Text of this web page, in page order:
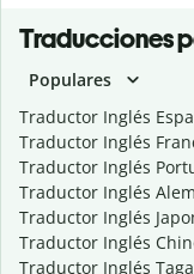
Traducciones
Populares
Traductor Inglés
Traductor Inglés
Traductor Inglés
Traductor Inglés
Traductor Inglés
Traductor Inglés
Traductor Inglés